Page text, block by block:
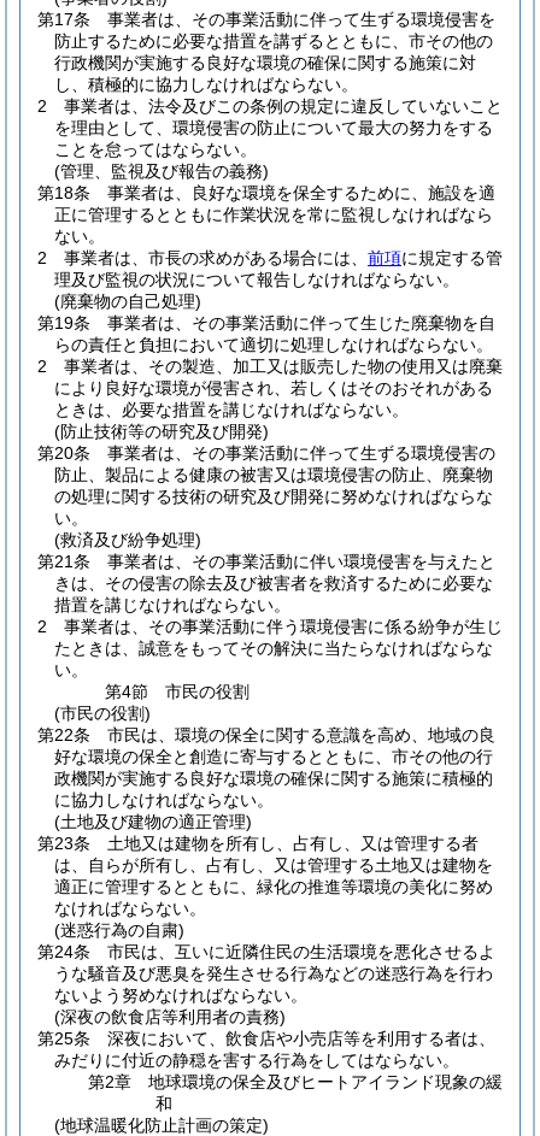
第17条
事業者は、その事業活動に伴って生ずる環境侵害を
防止するために必要な措置を講ずるとともに、市その他の
行政機関が実施する良好な環境の確保に関する施策に対
し、積極的に協力しなければならない。
2
事業者は、法令及びこの条例の規定に違反していないこと
を理由として、環境侵害の防止について最大の努力をする
ことを怠ってはならない。
(管理、監視及び報告の義務)
第18条
事業者は、良好な環境を保全するために、施設を適
正に管理するとともに作業状況を常に監視しなければなら
ない。
2
事業者は、市長の求めがある場合には、 前項に規定する管
理及び監視の状況について報告しなければならない。
(廃棄物の自己処理)
第19条
事業者は、その事業活動に伴って生じた廃棄物を自
らの責任と負担において適切に処理しなければならない。
2
事業者は、その製造、加工又は販売した物の使用又は廃棄
により良好な環境が侵害され、若しくはそのおそれがある
ときは、必要な措置を講じなければならない。
(防止技術等の研究及び開発)
第20条
事業者は、その事業活動に伴って生ずる環境侵害の
防止、製品による健康の被害又は環境侵害の防止、廃棄物
の処理に関する技術の研究及び開発に努めなければならな
い。
(救済及び紛争処理)
第21条
事業者は、その事業活動に伴い環境侵害を与えたと
きは、その侵害の除去及び被害者を救済するために必要な
措置を講じなければならない。
2
事業者は、その事業活動に伴う環境侵害に係る紛争が生じ
たときは、誠意をもってその解決に当たらなければならな
い。
第4節
市民の役割
(市民の役割)
第22条
市民は、環境の保全に関する意識を高め、地域の良
好な環境の保全と創造に寄与するとともに、市その他の行
政機関が実施する良好な環境の確保に関する施策に積極的
に協力しなければならない。
(土地及び建物の適正管理)
第23条
土地又は建物を所有し、占有し、又は管理する者
は、自らが所有し、占有し、又は管理する土地又は建物を
適正に管理するとともに、緑化の推進等環境の美化に努め
なければならない。
(迷惑行為の自粛)
第24条
市民は、互いに近隣住民の生活環境を悪化させるよ
うな騒音及び悪臭を発生させる行為などの迷惑行為を行わ
ないよう努めなければならない。
(深夜の飲食店等利用者の責務)
第25条
深夜において、飲食店や小売店等を利用する者は、
みだりに付近の静穏を害する行為をしてはならない。
第2章
地球環境の保全及びヒートアイランド現象の緩
和
(地球温暖化防止計画の策定)